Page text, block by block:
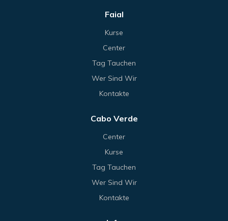
Faial
Kurse
Center
Tag Tauchen
Wer Sind Wir
Kontakte
Cabo Verde
Center
Kurse
Tag Tauchen
Wer Sind Wir
Kontakte